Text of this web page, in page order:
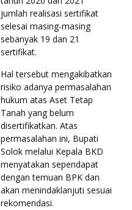
jumlah realisasi sertifikat
selesai masing-masing
sebanyak 19 dan 21
sertifikat.
Hal tersebut mengakibatkan
risiko adanya permasalahan
hukum atas Aset Tetap
Tanah yang belum
disertifikatkan. Atas
permasalahan ini, Bupati
Solok melalui Kepala BKD
menyatakan sependapat
dengan temuan BPK dan
akan menindaklanjuti sesuai
rekomendasi.